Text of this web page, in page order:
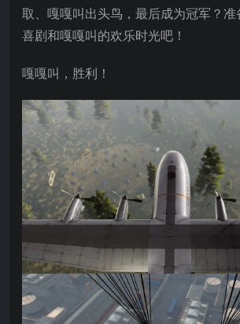
取、嘎嘎叫出头鸟，最后成为冠军？准
喜剧和嘎嘎叫的欢乐时光吧！
嘎嘎叫，胜利！